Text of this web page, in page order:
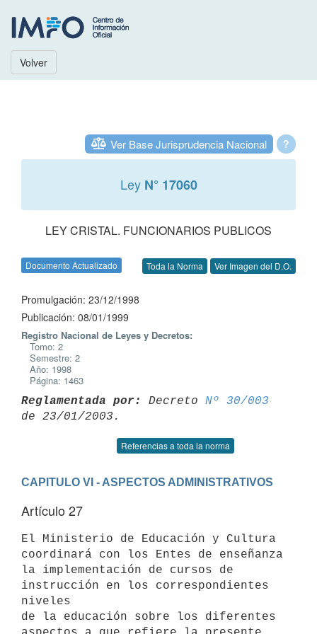
Volver
?
Ver Base Jurisprudencia Nacional
Ley N° 17060
LEY CRISTAL. FUNCIONARIOS PUBLICOS
Documento Actualizado Toda la Norma Ver Imagen del D.O.
Promulgación: 23/12/1998
Publicación: 08/01/1999
Registro Nacional de Leyes y Decretos:
Tomo: 2
Semestre: 2
Año: 1998
Página: 1463
Reglamentada por: Decreto Nº 30/003
Referencias a toda la norma
CAPITULO VI - ASPECTOS ADMINISTRATIVOS
Artículo 27
El Ministerio de Educación y Cultura
coordinará con los Entes de enseñanza
la implementación de cursos de
instrucción en los correspondientes
niveles
de la educación sobre los diferentes